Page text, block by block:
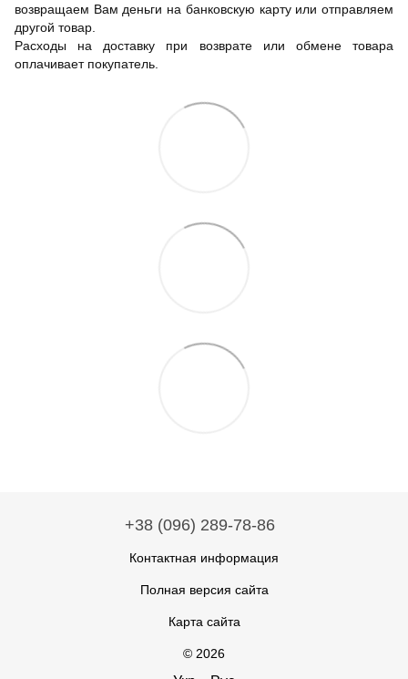
возвращаем Вам деньги на банковскую карту или отправляем
другой товар.
Расходы на доставку при возврате или обмене товара
оплачивает покупатель.
+38 (096) 289-78-86
Контактная информация
Полная версия сайта
Карта сайта
© 2026